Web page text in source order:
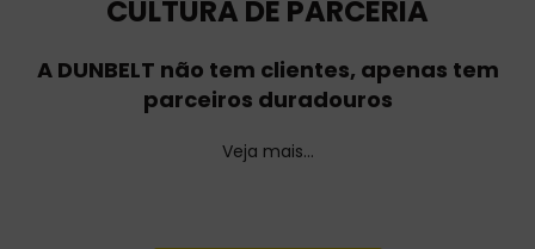
CULTURA DE PARCERIA
A DUNBELT não tem clientes, apenas tem
parceiros duradouros
Veja mais…